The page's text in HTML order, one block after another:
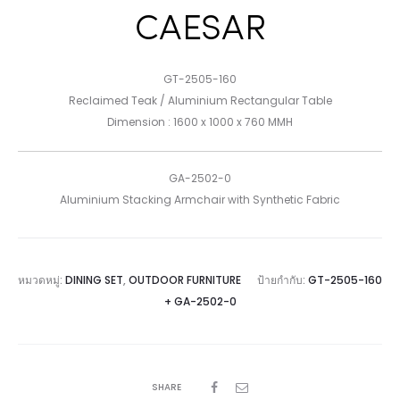
CAESAR
GT-2505-160
Reclaimed Teak / Aluminium Rectangular Table
Dimension : 1600 x 1000 x 760 MMH
GA-2502-0
Aluminium Stacking Armchair with Synthetic Fabric
หมวดหมู่: DINING SET, OUTDOOR FURNITURE ป้ายกำกับ: GT-2505-160
+ GA-2502-0
SHARE